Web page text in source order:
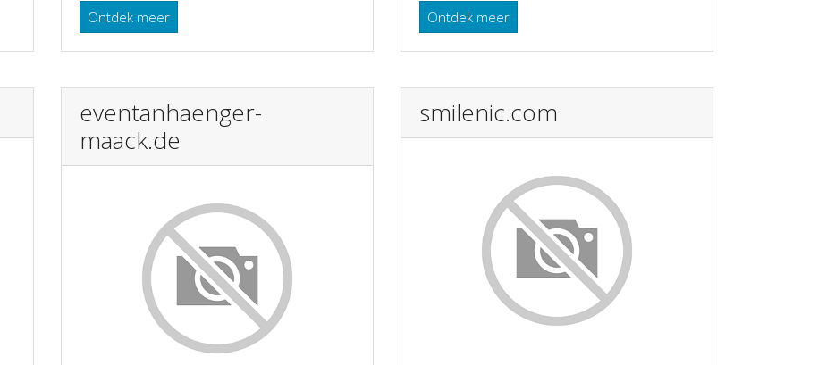
Ontdek meer Ontdek meer
eventanhaenger-
maack.de
smilenic.com